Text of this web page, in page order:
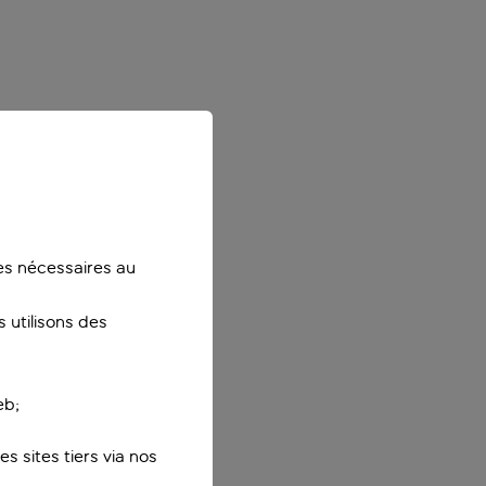
nécessaires au
utilisons des
sites tiers via nos